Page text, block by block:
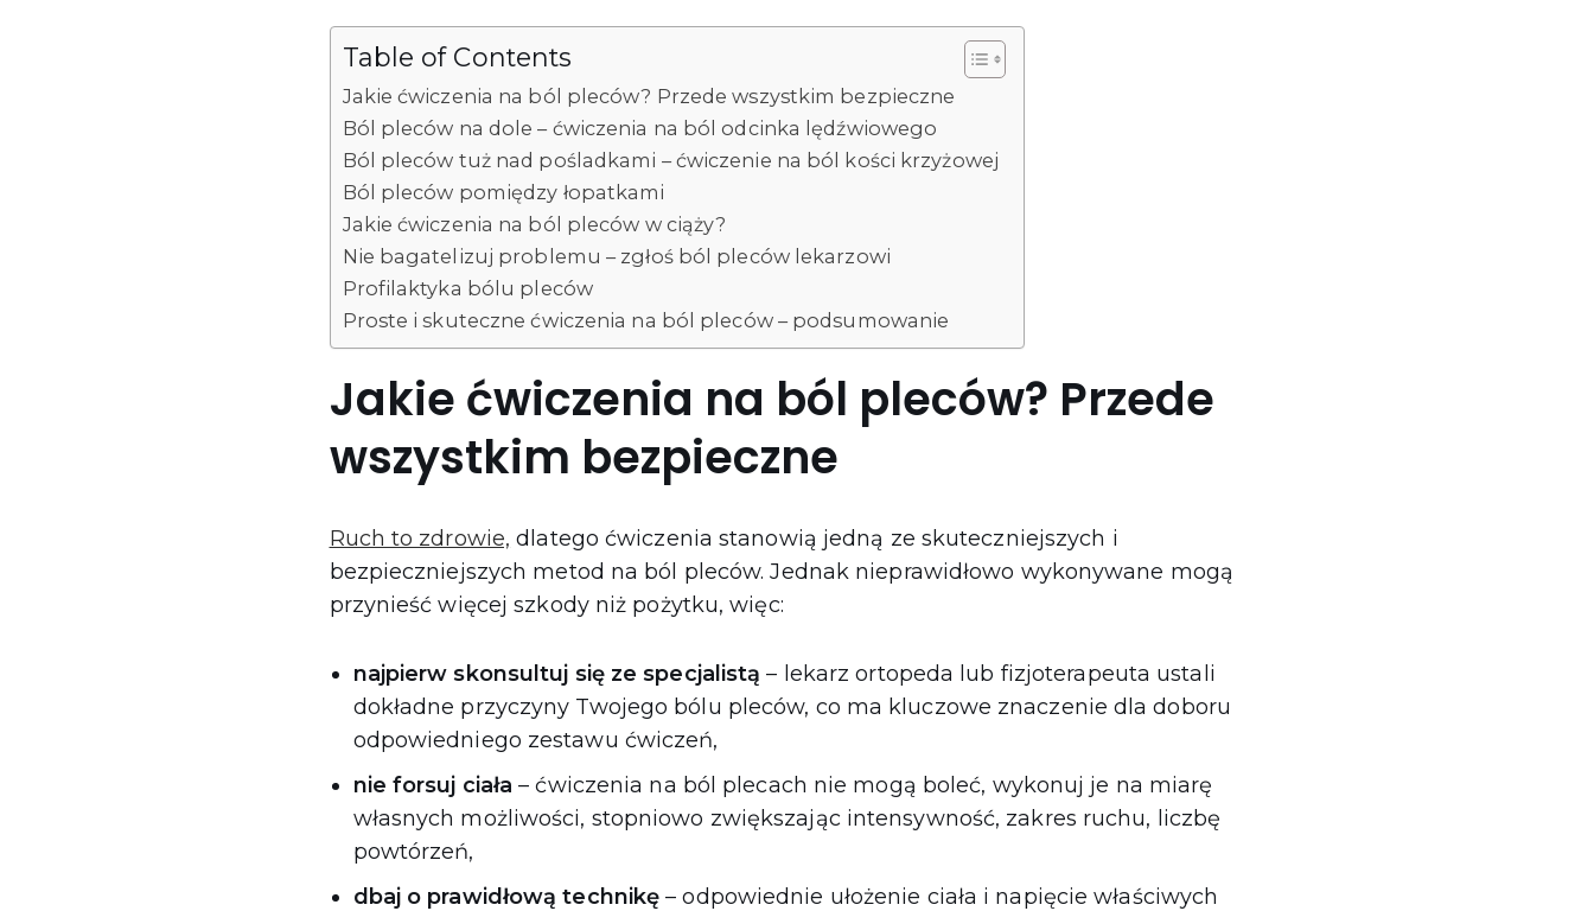
Table of Contents
Jakie ćwiczenia na ból pleców? Przede wszystkim bezpieczne
Ból pleców na dole – ćwiczenia na ból odcinka lędźwiowego
Ból pleców tuż nad pośladkami – ćwiczenie na ból kości krzyżowej
Ból pleców pomiędzy łopatkami
Jakie ćwiczenia na ból pleców w ciąży?
Nie bagatelizuj problemu – zgłoś ból pleców lekarzowi
Profilaktyka bólu pleców
Proste i skuteczne ćwiczenia na ból pleców – podsumowanie
Jakie ćwiczenia na ból pleców? Przede
wszystkim bezpieczne
Ruch to zdrowie, dlatego ćwiczenia stanowią jedną ze skuteczniejszych i
bezpieczniejszych metod na ból pleców. Jednak nieprawidłowo wykonywane mogą
przynieść więcej szkody niż pożytku, więc:
najpierw skonsultuj się ze specjalistą – lekarz ortopeda lub fizjoterapeuta ustali
dokładne przyczyny Twojego bólu pleców, co ma kluczowe znaczenie dla doboru
odpowiedniego zestawu ćwiczeń,
nie forsuj ciała– ćwiczenia na ból plecach nie mogą boleć, wykonuj je na miarę
własnych możliwości, stopniowo zwiększając intensywność, zakres ruchu, liczbę
powtórzeń,
dbaj o prawidłową technikę – odpowiednie ułożenie ciała i napięcie właściwych